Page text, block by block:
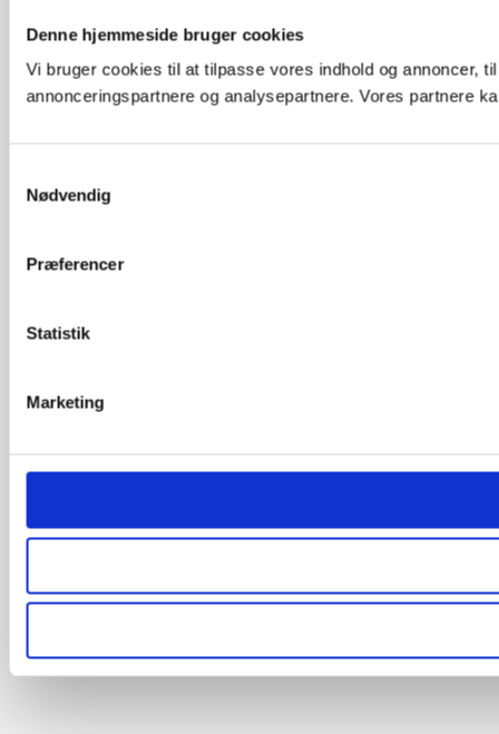
Denne hjemmeside bruger cookies
Vi bruger cookies til at tilpasse vores indhold og annoncer,
annonceringspartnere og analysepartnere. Vores partnere
Nødvendig
Præferencer
Statistik
Marketing